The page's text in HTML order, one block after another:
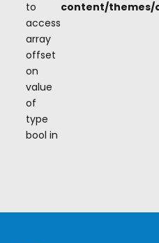
to
access
array
offset
on
value
of
type
bool in
content/themes/